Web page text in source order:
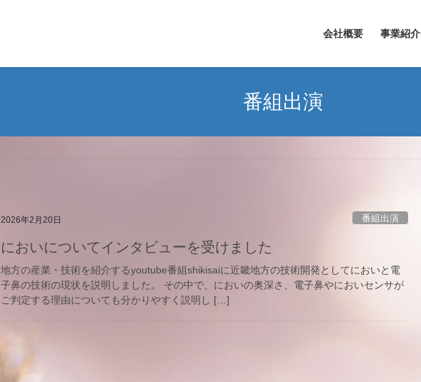
会社概要 事業紹介
番組出演
2026年2月20日 番組出演
においについてインタビューを受けました
地方の産業・技術を紹介するyoutube番組shikisaiに近畿地方の技術開発としてにおいと電
子鼻の技術の現状を説明しました。 その中で、においの奥深さ、電子鼻やにおいセンサが
ご判定する理由についても分かりやすく説明し […]